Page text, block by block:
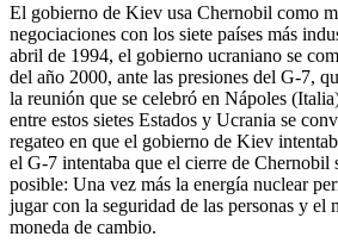
El gobierno de Kiev usa Chernobil como
negociaciones con los siete países más
abril de 1994, el gobierno ucraniano se
del año 2000, ante las presiones del G-7,
la reunión que se celebró en Nápoles
entre estos sietes Estados y Ucrania se
regateo en que el gobierno de Kiev
el G-7 intentaba que el cierre de Chernobil
posible: Una vez más la energía nuclear
jugar con la seguridad de las personas y el
moneda de cambio.